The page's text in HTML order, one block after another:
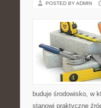
POSTED BY ADMIN
buduje środowisko, w
stanowi praktyczne